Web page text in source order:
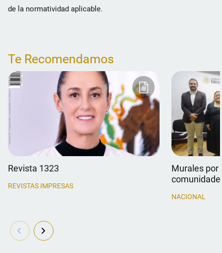
de la normatividad aplicable.
Te Recomendamos
Revista 1323
REVISTAS IMPRESAS
Murales por
NACIONAL